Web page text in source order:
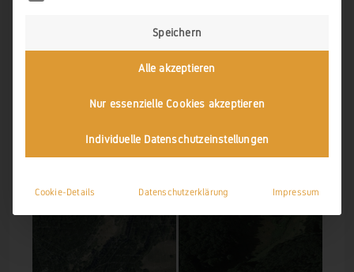
Aus anderen heutigen Flurnamen lassen
ableiten.
Speichern
Alle akzeptieren
Nur essenzielle Cookies akzeptieren
Individuelle Datenschutzeinstellungen
Cookie-Details Datenschutzerklärung Impressum